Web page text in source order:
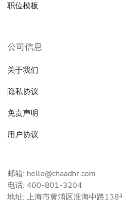
职位模板
公司信息
关于我们
隐私协议
免责声明
用户协议
邮箱: hello@chaadhr.com
电话: 400-801-3204
地址: 上海市黄浦区淮海中路